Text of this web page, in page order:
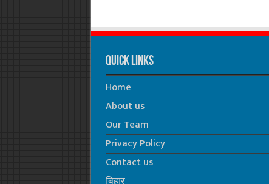
Quick Links
Home
About us
Our Team
Privacy Policy
Contact us